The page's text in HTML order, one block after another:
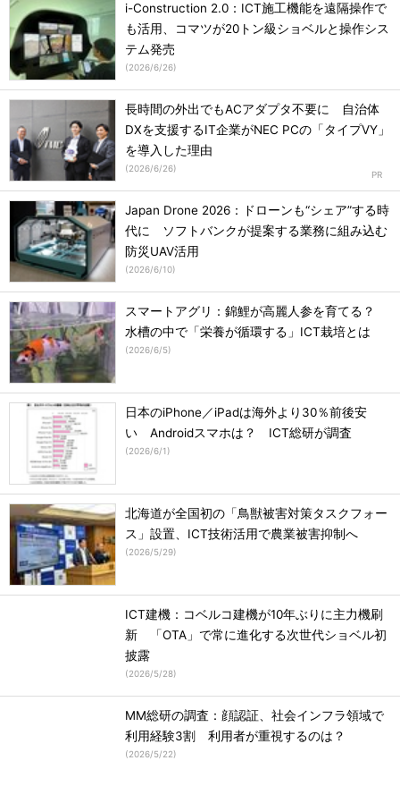
i-Construction 2.0：ICT施工機能を遠隔操作で
も活用、コマツが20トン級ショベルと操作シス
テム発売
(2026/6/26)
長時間の外出でもACアダプタ不要に 自治体
DXを支援するIT企業がNEC PCの「タイプVY」
を導入した理由
(2026/6/26)
Japan Drone 2026：ドローンも“シェア”する時
代に ソフトバンクが提案する業務に組み込む
防災UAV活用
(2026/6/10)
スマートアグリ：錦鯉が高麗人参を育てる？
水槽の中で「栄養が循環する」ICT栽培とは
(2026/6/5)
日本のiPhone／iPadは海外より30％前後安
い Androidスマホは？ ICT総研が調査
(2026/6/1)
北海道が全国初の「鳥獣被害対策タスクフォー
ス」設置、ICT技術活用で農業被害抑制へ
(2026/5/29)
ICT建機：コベルコ建機が10年ぶりに主力機刷
新 「OTA」で常に進化する次世代ショベル初
披露
(2026/5/28)
MM総研の調査：顔認証、社会インフラ領域で
利用経験3割 利用者が重視するのは？
(2026/5/22)